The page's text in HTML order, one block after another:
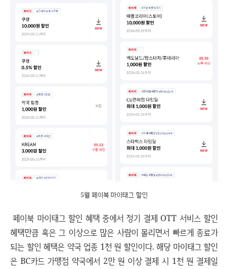
5월 페이북 마이태그 할인
페이북 마이태그 할인 혜택 중에서 정기 결제 OTT 서비스 할인
혜택만큼 혹은 그 이상으로 많은 사람이 몰리면서 빠르게 종료가
되는 할인 혜택은 약국 업종 1천 원 할인이다. 해당 마이태그 할인
은 BC카드 가맹점 약국에서 2만 원 이상 결제 시 1천 원 결제일